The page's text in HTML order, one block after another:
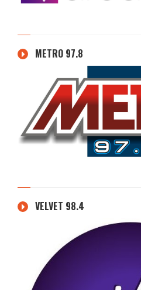
METRO 97.8
VELVET 98.4